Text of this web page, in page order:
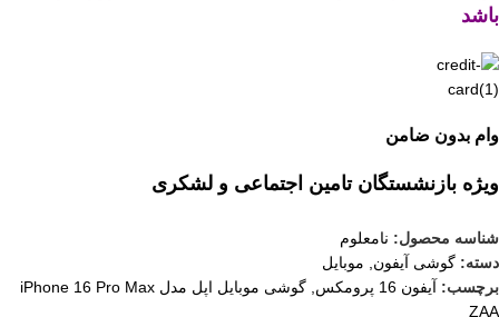
باشد
وام بدون ضامن
ویژه بازنشستگان تامین اجتماعی و لشکری
شناسه محصول: نامعلوم
دسته: گوشی آیفون
موبایل
برچسب: آیفون 16 پرومکس
گوشی موبایل اپل مدل iPhone 16 Pro Max
ZAA